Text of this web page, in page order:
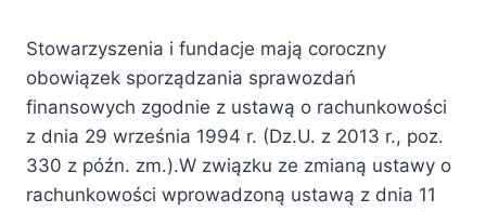
treści
Stowarzyszenia i fundacje mają coroczny
obowiązek sporządzania sprawozdań
finansowych zgodnie z ustawą o rachunkowości
z dnia 29 września 1994 r. (Dz.U. z 2013 r., poz.
330 z późn. zm.).W związku ze zmianą ustawy o
rachunkowości wprowadzoną ustawą z dnia 11